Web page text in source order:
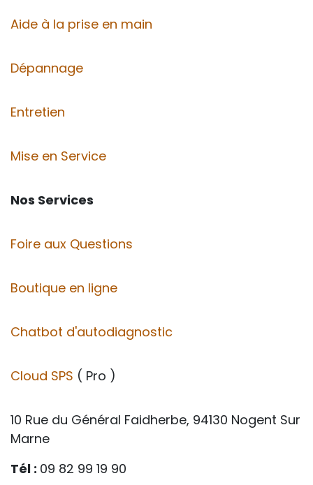
Aide à la prise en main
Dépannage
Entretien
Mise en Service
Nos Services
Foire aux Questions
Boutique en ligne
Chatbot d'autodiagnostic
Cloud SPS ( Pro )
10 Rue du Général Faidherbe, 94130 Nogent Sur
Marne
Tél : 09 82 99 19 90